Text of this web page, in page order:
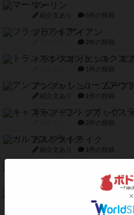
マーリン
紹介文あり 6件の投稿
フラットアイアン
2件の投稿
トランスオリエント・エ
1件の投稿
アンブッシュ！：ムーブ
紹介文あり 1件の投稿
キャプテン・フリップ：
2件の投稿
ガルフストライク
紹介文あり 1件の投稿
8件の投稿
12件の投稿